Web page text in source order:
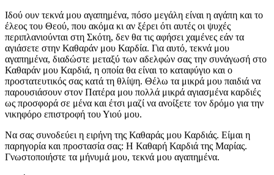
Ιδού ουν τεκνά μου αγαπημένα, πόσο μεγάλη είναι η αγάπη και το
έλεος του Θεού, που ακόμα κι αν ξέρει ότι αυτές οι ψυχές
περιπλανιούνται στη Σκότη, δεν θα τις αφήσει χαμένες εάν τα
αγιάσετε στην Καθαράν μου Καρδία. Για αυτό, τεκνά μου
αγαπημένα, διαδώστε μεταξύ των αδελφών σας την συνάγωσή στο
Καθαράν μου Καρδιά, η οποία θα είναι το καταφύγιο και ο
προστατευτικός σας κατά τη θλίψη. Θέλω τα μικρά μου παιδιά να
παρουσιάσουν στον Πατέρα μου πολλά μικρά αγιασμένα καρδιές
ως προσφορά σε μένα και έτσι μαζί να ανοίξετε τον δρόμο για την
νικηφόρο επιστροφή του Υιού μου.
Να σας συνοδεύει η ειρήνη της Καθαράς μου Καρδιάς. Είμαι η
παρηγορία και προστασία σας: Η Καθαρή Καρδιά της Μαρίας.
Γνωστοποιήστε τα μήνυμά μου, τεκνά μου αγαπημένα.